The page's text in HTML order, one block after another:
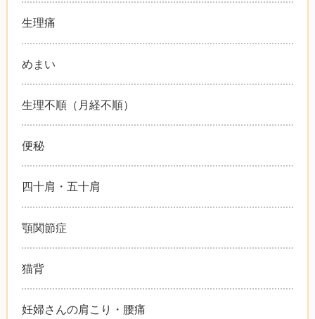
生理痛
めまい
生理不順（月経不順）
便秘
四十肩・五十肩
顎関節症
猫背
妊婦さんの肩こり・腰痛